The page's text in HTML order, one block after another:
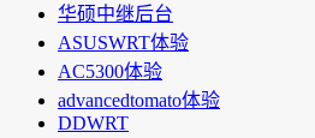
华硕中继后台
ASUSWRT体验
AC5300体验
advancedtomato体验
DDWRT